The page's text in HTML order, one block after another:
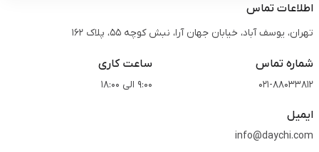
اطلاعات تماس
تهران، یوسف آباد، خیابان جهان آرا، نبش کوچه 55، پلاک 162
شماره تماس
021-88033812
ساعت کاری
9:00 الی 18:00
ایمیل
info@daychi.com